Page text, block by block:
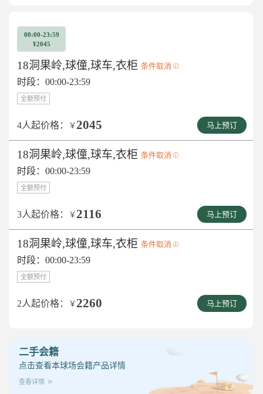
00:00-23:59
¥2045
18洞果岭,球僮,球车,衣柜 条件取消
时段：00:00-23:59
全额预付
4人起价格： ￥2045 马上预订
18洞果岭,球僮,球车,衣柜 条件取消
时段：00:00-23:59
全额预付
3人起价格： ￥2116 马上预订
18洞果岭,球僮,球车,衣柜 条件取消
时段：00:00-23:59
全额预付
2人起价格： ￥2260 马上预订
二手会籍
点击查看本球场会籍产品详情
查看详情